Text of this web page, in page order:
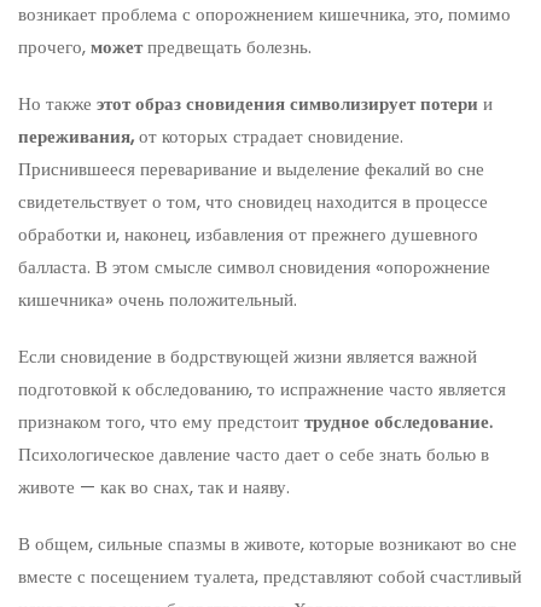
возникает проблема с опорожнением кишечника, это, помимо
прочего,можетпредвещать болезнь.
Но также этот образ сновидения символизирует потери и
переживания,от которых страдает сновидение.
Приснившееся переваривание и выделение фекалий во сне
свидетельствует о том, что сновидец находится в процессе
обработки и, наконец, избавления от прежнего душевного
балласта. В этом смысле символ сновидения «опорожнение
кишечника» очень положительный.
Если сновидение в бодрствующей жизни является важной
подготовкой к обследованию, то испражнение часто является
признаком того, что ему предстоиттрудное обследование.
Психологическое давление часто дает о себе знать болью в
животе — как во снах, так и наяву.
В общем, сильные спазмы в животе, которые возникают во сне
вместе с посещением туалета, представляют собой счастливый